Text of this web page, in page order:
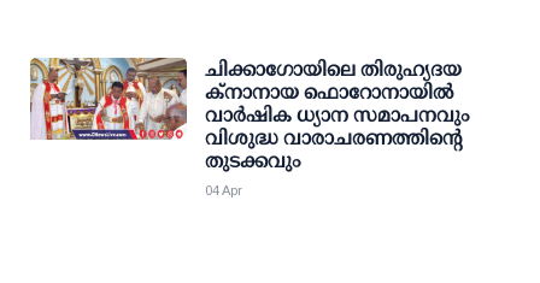
ചിക്കാഗോയിലെ തിരുഹ്യദയ
ക്നാനായ ഫൊറോനായിൽ
വാർഷിക ധ്യാന സമാപനവും
വിശുദ്ധ വാരാചരണത്തിന്റെ
തുടക്കവും
04 Apr